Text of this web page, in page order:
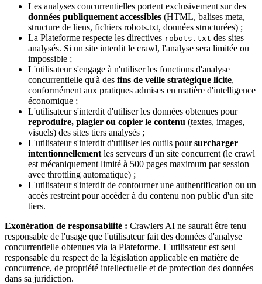
Les analyses concurrentielles portent exclusivement sur des
données publiquement accessibles (HTML, balises meta,
structure de liens, fichiers robots.txt, données structurées) ;
La Plateforme respecte les directives robots.txt des sites
analysés. Si un site interdit le crawl, l'analyse sera limitée ou
impossible ;
L'utilisateur s'engage à n'utiliser les fonctions d'analyse
concurrentielle qu'à des fins de veille stratégique licite,
conformément aux pratiques admises en matière d'intelligence
économique ;
L'utilisateur s'interdit d'utiliser les données obtenues pour
reproduire, plagier ou copier le contenu (textes, images,
visuels) des sites tiers analysés ;
L'utilisateur s'interdit d'utiliser les outils poursurcharger
intentionnellement les serveurs d'un site concurrent (le crawl
est mécaniquement limité à 500 pages maximum par session
avec throttling automatique) ;
L'utilisateur s'interdit de contourner une authentification ou un
accès restreint pour accéder à du contenu non public d'un site
tiers.
Exonération de responsabilité : Crawlers AI ne saurait être tenu
responsable de l'usage que l'utilisateur fait des données d'analyse
concurrentielle obtenues via la Plateforme. L'utilisateur est seul
responsable du respect de la législation applicable en matière de
concurrence, de propriété intellectuelle et de protection des données
dans sa juridiction.